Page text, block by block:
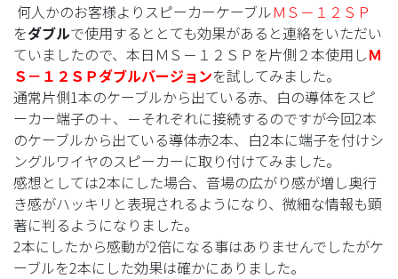
何人かのお客様よりスピーカーケーブルＭＳ－１２ＳＰ
をダブルで使用するととても効果があると連絡をいただい
ていましたので、本日ＭＳ－１２ＳＰを片側２本使用しＭ
Ｓ－１２ＳＰダブルバージョンを試してみました。
通常片側1本のケーブルから出ている赤、白の導体をスピ
ーカー端子の＋、－それぞれに接続するのですが今回2本
のケーブルから出ている導体赤2本、白2本に端子を付けシ
ングルワイヤのスピーカーに取り付けてみました。
感想としては2本にした場合、音場の広がり感が増し奥行
き感がハッキリと表現されるようになり、微細な情報も顕
著に判るようになりました。
2本にしたから感動が2倍になる事はありませんでしたがケ
ーブルを2本にした効果は確かにありました。